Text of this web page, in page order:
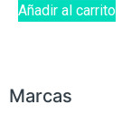
Añadir al carrito
Marcas